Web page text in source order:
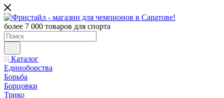
более 7 000 товаров для спорта
Каталог
Единоборства
Борьба
Борцовки
Трико